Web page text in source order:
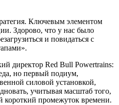
Ключевым элементом
Здорово, что у нас было
и повидаться с
директор Red Bull Powertrains:
но первый подиум,
силовой установкой,
учитывая масштаб того,
короткий промежуток времени.